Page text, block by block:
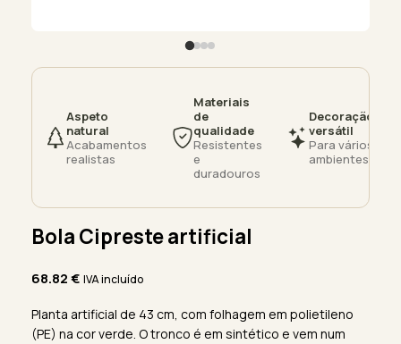
Aspeto
natural
Acabamentos
realistas
Materiais
de
qualidade
Resistentes
e
duradouros
Decoração
versátil
Para vários
ambientes
Bola Cipreste artificial
68.82€ IVA incluído
Planta artificial de 43 cm, com folhagem em polietileno
(PE) na cor verde. O tronco é em sintético e vem num